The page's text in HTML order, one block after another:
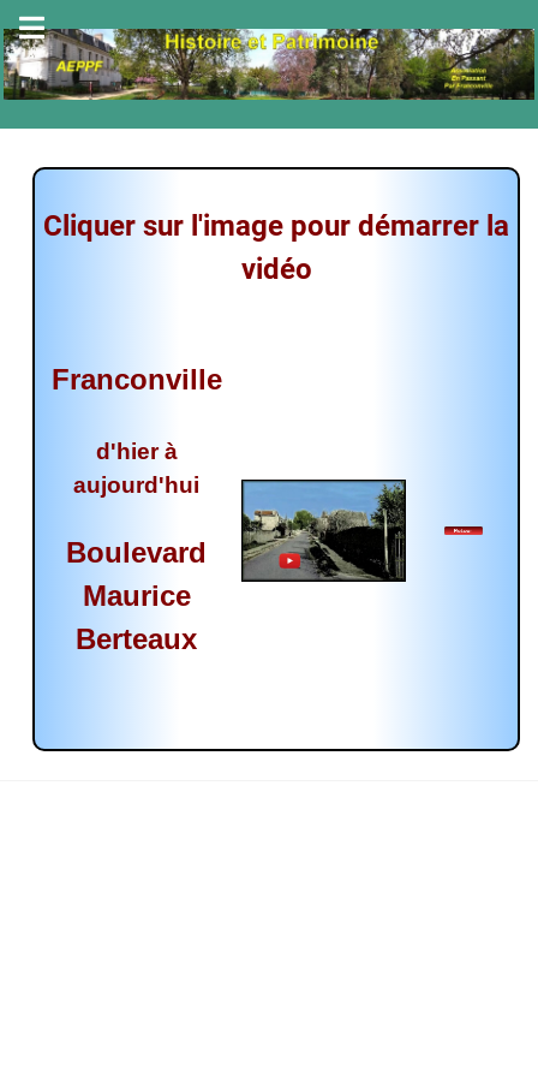
Cliquer sur l'image pour démarrer la
vidéo
Franconville
d'hier à
aujourd'hui
Boulevard
Maurice
Berteaux